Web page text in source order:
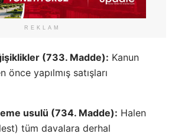
REKLAM
(733. Madde): Kanun
yapılmış satışları
usulü (734. Madde): Halen
tüm davalara derhal